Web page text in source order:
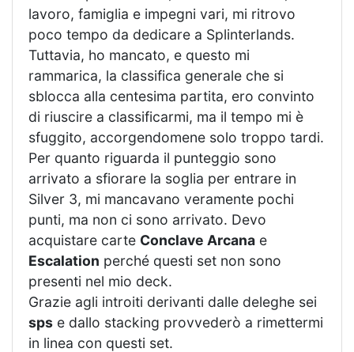
lavoro, famiglia e impegni vari, mi ritrovo
poco tempo da dedicare a Splinterlands.
Tuttavia, ho mancato, e questo mi
rammarica, la classifica generale che si
sblocca alla centesima partita, ero convinto
di riuscire a classificarmi, ma il tempo mi è
sfuggito, accorgendomene solo troppo tardi.
Per quanto riguarda il punteggio sono
arrivato a sfiorare la soglia per entrare in
Silver 3, mi mancavano veramente pochi
punti, ma non ci sono arrivato. Devo
acquistare carte Conclave Arcana e
Escalation perché questi set non sono
presenti nel mio deck.
Grazie agli introiti derivanti dalle deleghe sei
sps e dallo stacking provvederò a rimettermi
in linea con questi set.